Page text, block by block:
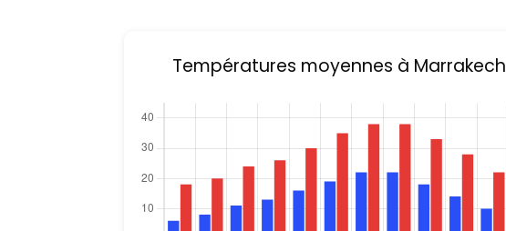
Températures moyennes à Marrakech